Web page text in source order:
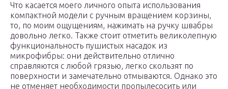
Что касается моего личного опыта использования
компактной модели с ручным вращением корзины,
то, по моим ощущениям, нажимать на ручку швабры
довольно легко. Также стоит отметить великолепную
функциональность пушистых насадок из
микрофибры: они действительно отлично
справляются с любой грязью, легко скользят по
поверхности и замечательно отмываются. Однако это
не отменяет необходимости пропылесосить или